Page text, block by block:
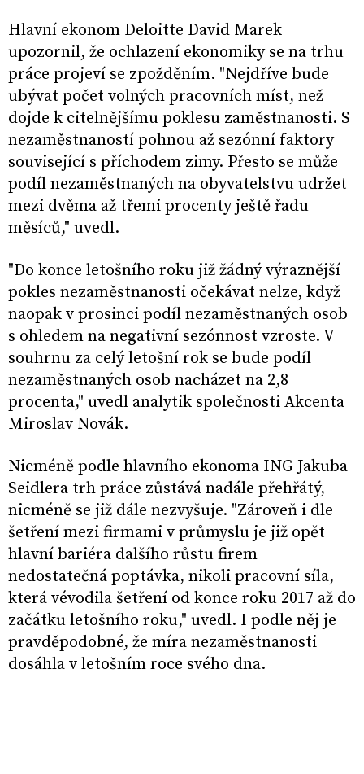
Hlavní ekonom Deloitte David Marek
upozornil, že ochlazení ekonomiky se na trhu
práce projeví se zpožděním. "Nejdříve bude
ubývat počet volných pracovních míst, než
dojde k citelnějšímu poklesu zaměstnanosti. S
nezaměstnaností pohnou až sezónní faktory
související s příchodem zimy. Přesto se může
podíl nezaměstnaných na obyvatelstvu udržet
mezi dvěma až třemi procenty ještě řadu
měsíců," uvedl.
"Do konce letošního roku již žádný výraznější
pokles nezaměstnanosti očekávat nelze, když
naopak v prosinci podíl nezaměstnaných osob
s ohledem na negativní sezónnost vzroste. V
souhrnu za celý letošní rok se bude podíl
nezaměstnaných osob nacházet na 2,8
procenta," uvedl analytik společnosti Akcenta
Miroslav Novák.
Nicméně podle hlavního ekonoma ING Jakuba
Seidlera trh práce zůstává nadále přehřátý,
nicméně se již dále nezvyšuje. "Zároveň i dle
šetření mezi firmami v průmyslu je již opět
hlavní bariéra dalšího růstu firem
nedostatečná poptávka, nikoli pracovní síla,
která vévodila šetření od konce roku 2017 až do
začátku letošního roku," uvedl. I podle něj je
pravděpodobné, že míra nezaměstnanosti
dosáhla v letošním roce svého dna.